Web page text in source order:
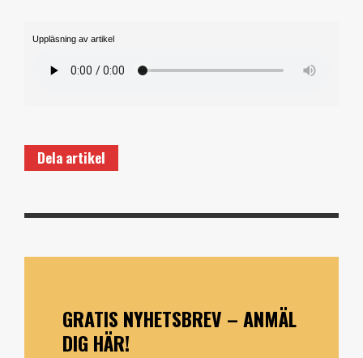
Uppläsning av artikel
Dela artikel
GRATIS NYHETSBREV – ANMÄL
DIG HÄR!